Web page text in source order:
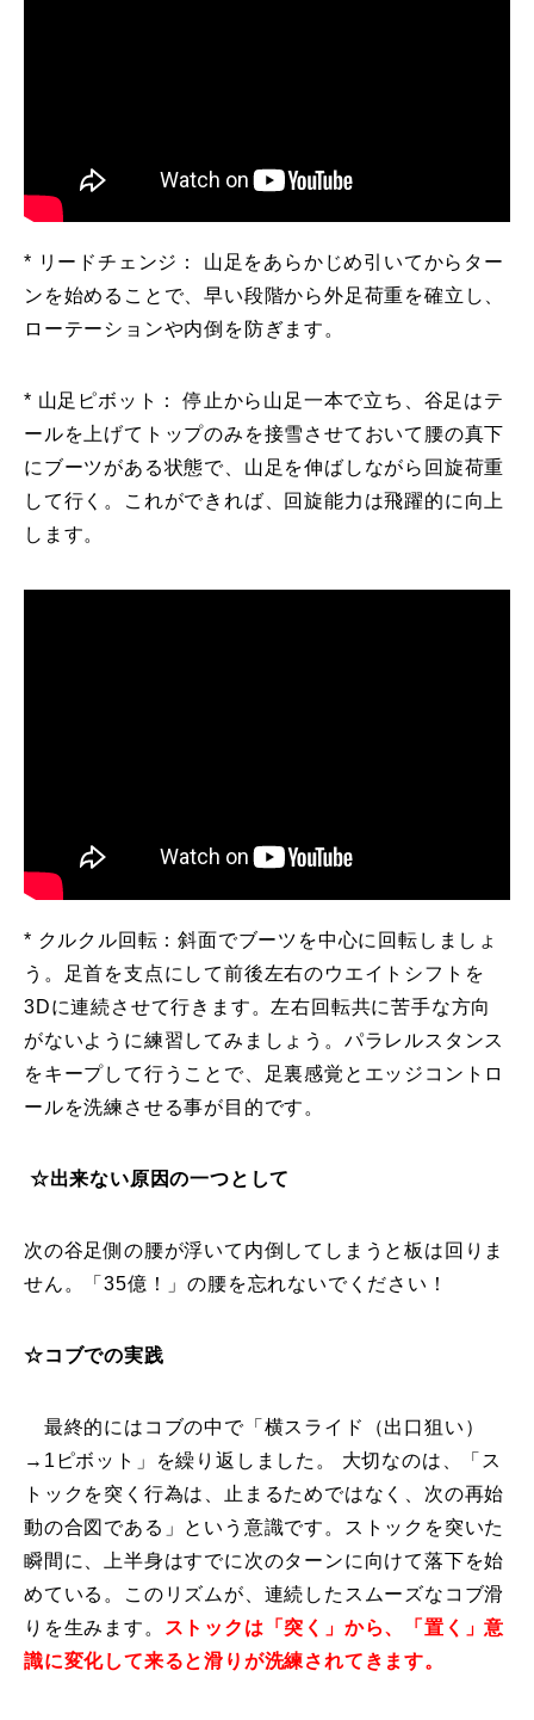
* リードチェンジ： 山足をあらかじめ引いてからター
ンを始めることで、早い段階から外足荷重を確立し、
ローテーションや内倒を防ぎます。
* 山足ピボット： 停止から山足一本で立ち、谷足はテ
ールを上げてトップのみを接雪させておいて腰の真下
にブーツがある状態で、山足を伸ばしながら回旋荷重
して行く。これができれば、回旋能力は飛躍的に向上
します。
* クルクル回転：斜面でブーツを中心に回転しましょ
う。足首を支点にして前後左右のウエイトシフトを
3Dに連続させて行きます。左右回転共に苦手な方向
がないように練習してみましょう。パラレルスタンス
をキープして行うことで、足裏感覚とエッジコントロ
ールを洗練させる事が目的です。
☆出来ない原因の一つとして
次の谷足側の腰が浮いて内倒してしまうと板は回りま
せん。「35億！」の腰を忘れないでください！
☆コブでの実践
最終的にはコブの中で「横スライド（出口狙い）
→1ピボット」を繰り返しました。 大切なのは、「ス
トックを突く行為は、止まるためではなく、次の再始
動の合図である」という意識です。ストックを突いた
瞬間に、上半身はすでに次のターンに向けて落下を始
めている。このリズムが、連続したスムーズなコブ滑
りを生みます。
ストックは「突く」から、「置く」意
識に変化して来ると滑りが洗練されてきます。